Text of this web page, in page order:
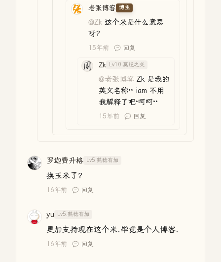
老张博客 博主
@Zk 这个米是什么意思
呀？
15年前 回复
Zk Lv10.莫逆之交
@老张博客 Zk 是我的
英文名称·· iam 不用
我解释了吧·呵呵··
15年前 回复
罗迦费升格 Lv5.熟稔有加
换玉米了？
16年前 回复
yu Lv5.熟稔有加
更加支持现在这个米.毕竟是个人博客.
16年前 回复